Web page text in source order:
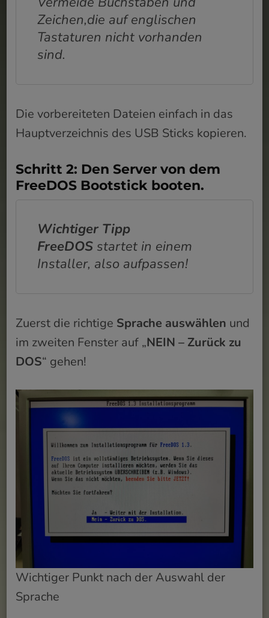
Zeichen,die auf englischen
Tastaturen nicht vorhanden
sind.
Die vorbereiteten Dateien einfach in das
Hauptverzeichnis des USB Sticks kopieren.
Schritt 2: Den Server von dem
FreeDOS Bootstick booten.
Wichtiger Tipp
FreeDOS startet in einem
Installer, also aufpassen!
Zuerst die richtige Sprache auswählen und
im zweiten Fenster auf „NEIN – Zurück zu
DOS“ gehen!
Wichtiger Punkt nach der Auswahl der
Sprache